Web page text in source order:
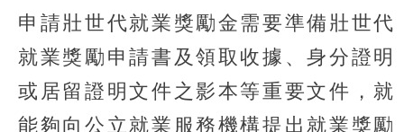
申請壯世代就業獎勵金需要準備壯世代
就業獎勵申請書及領取收據、身分證明
或居留證明文件之影本等重要文件，就
能夠向公立就業服務機構提出就業獎勵